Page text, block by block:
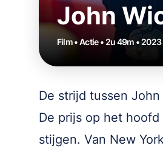
John
Film • Actie • 2u 49m • 2023
De strijd tussen
De prijs op het
stijgen. Van New